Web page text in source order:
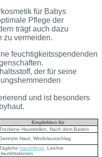
für Babys
Pflege der
trägt auch dazu
zu vermeiden.
feuchtigkeitsspendenden
der für seine
und ist besonders
Empfohlen für
Hautstellen, Nach dem Baden
Haut, Windelausschlag
Hautpflege , Leichte